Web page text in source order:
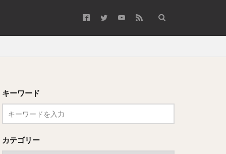
キーワード
カテゴリー